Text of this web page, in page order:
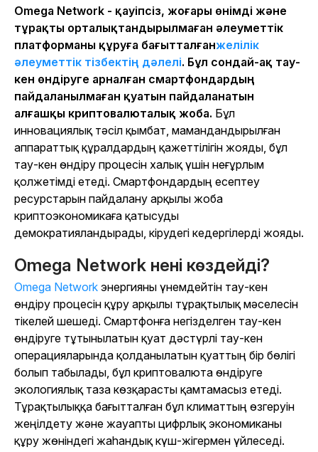
Omega Network - қауіпсіз, жоғары өнімді және
тұрақты орталықтандырылмаған әлеуметтік
платформаны құруға бағытталғанжелілік
әлеуметтік тізбектің дәлелі. Бұл сондай-ақ тау-
кен өндіруге арналған смартфондардың
пайдаланылмаған қуатын пайдаланатын
алғашқы криптовалюталық жоба. Бұл
инновациялық тәсіл қымбат, мамандандырылған
аппараттық құралдардың қажеттілігін жояды, бұл
тау-кен өндіру процесін халық үшін неғұрлым
қолжетімді етеді. Смартфондардың есептеу
ресурстарын пайдалану арқылы жоба
криптоэкономикаға қатысуды
демократияландырады, кірудегі кедергілерді жояды.
Omega Network нені көздейді?
Omega Network энергияны үнемдейтін тау-кен
өндіру процесін құру арқылы тұрақтылық мәселесін
тікелей шешеді. Смартфонға негізделген тау-кен
өндіруге тұтынылатын қуат дәстүрлі тау-кен
операцияларында қолданылатын қуаттың бір бөлігі
болып табылады, бұл криптовалюта өндіруге
экологиялық таза көзқарасты қамтамасыз етеді.
Тұрақтылыққа бағытталған бұл климаттың өзгеруін
жеңілдету және жауапты цифрлық экономиканы
құру жөніндегі жаһандық күш-жігермен үйлеседі.